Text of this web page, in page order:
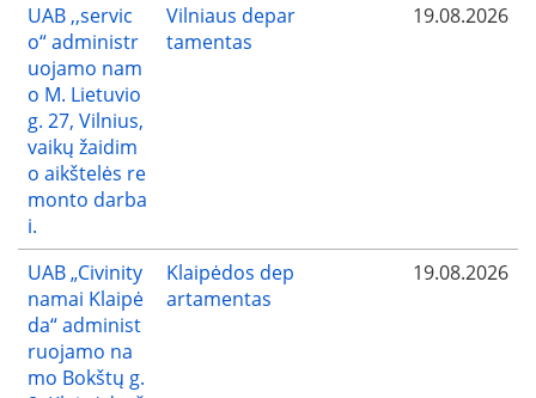
UAB ,,servic
o“ administr
uojamo nam
o M. Lietuvio
g. 27, Vilnius,
vaikų žaidim
o aikštelės re
monto darba
i.
Vilniaus depar
tamentas
19.08.2026
UAB „Civinity
namai Klaipė
da“ administ
ruojamo na
mo Bokštų g.
Klaipėdos dep
artamentas
19.08.2026